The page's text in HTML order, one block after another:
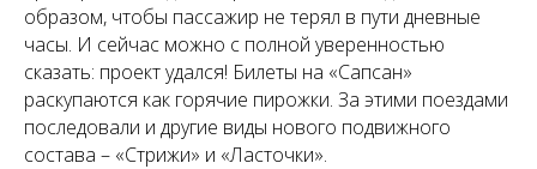
образом, чтобы пассажир не терял в пути дневные
часы. И сейчас можно с полной уверенностью
сказать: проект удался! Билеты на «Сапсан»
раскупаются как горячие пирожки. За этими поездами
последовали и другие виды нового подвижного
состава – «Стрижи» и «Ласточки».